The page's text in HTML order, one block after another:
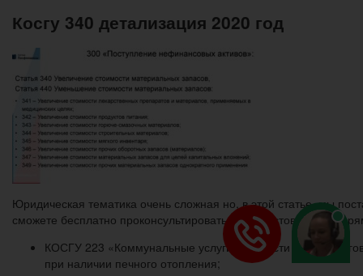
Косгу 340 детализация 2020 год
Юридическая тематика очень сложная но, в этой статье, мы
сможете бесплатно проконсультироваться у юристов онлайн
КОСГУ 223 «Коммунальные услуги» – в части оплаты
при наличии печного отопления;